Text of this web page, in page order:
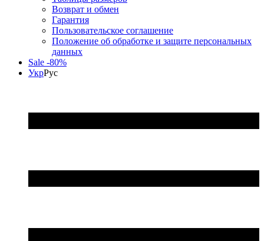
Возврат и обмен
Гарантия
Пользовательское соглашение
Положение об обработке и защите персональных
данных
Sale -80%
УкрРус